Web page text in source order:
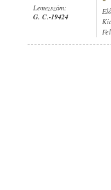
Lemezszám:
G. C.-19424